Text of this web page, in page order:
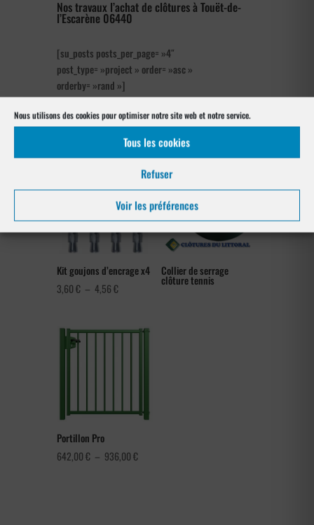
Nous utilisons des cookies pour optimiser notre site web et notre service.
Tous les cookies
Refuser
Voir les préférences
Nos travaux l’achat de clôtures à Touët-de-
l’Escarène 06440
[su_posts posts_per_page= »4″
post_type= »project » order= »asc »
orderby= »rand »]
Les produits de clôtures utilisés
à Touët-de-l’Escarène 06440
Kit goujons d’encrage x4
3,60€ – 4,56€Plage
3,60 €
Collier de serrage
clôture tennis
Portillon Pro
642,00€ – 936,00€Plage